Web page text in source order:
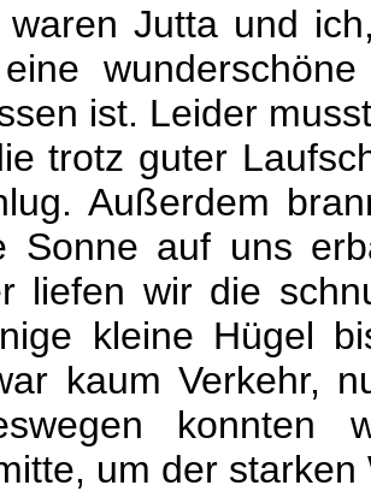
waren Jutta und
ist. Leider
trotz guter
Außerdem
Sonne auf uns
liefen wir die
kleine Hügel
kaum Verkehr,
um der